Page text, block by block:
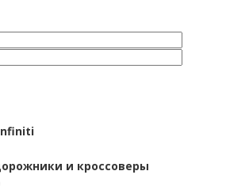
и кроссоверы